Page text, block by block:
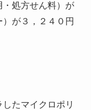
処方せん料）が
が３，２４０円
たマイクロポリ